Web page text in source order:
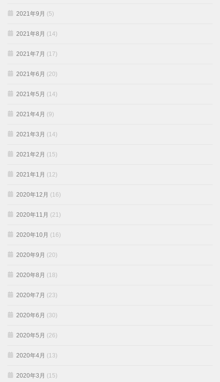
2021年9月 (5)
2021年8月 (14)
2021年7月 (17)
2021年6月 (20)
2021年5月 (14)
2021年4月 (9)
2021年3月 (14)
2021年2月 (15)
2021年1月 (12)
2020年12月 (16)
2020年11月 (21)
2020年10月 (16)
2020年9月 (20)
2020年8月 (18)
2020年7月 (23)
2020年6月 (30)
2020年5月 (26)
2020年4月 (13)
2020年3月 (15)